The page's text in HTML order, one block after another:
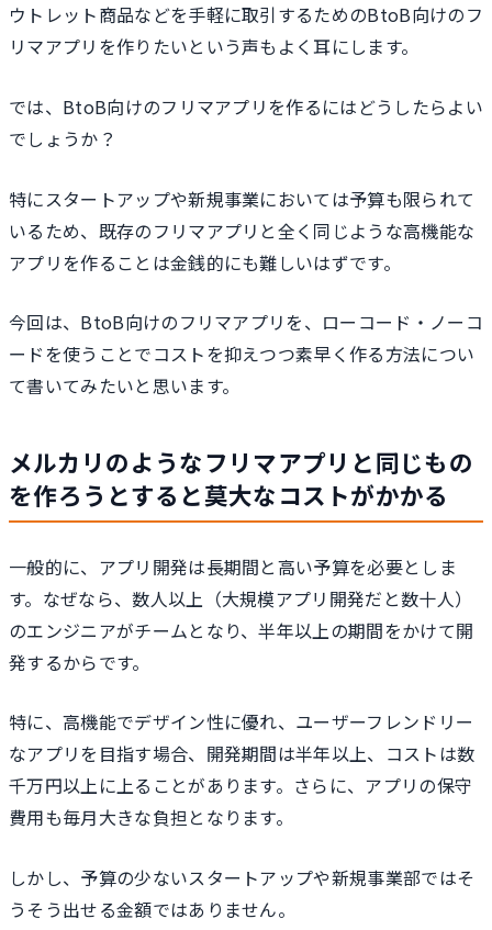
ウトレット商品などを手軽に取引するためのBtoB向けのフ
リマアプリを作りたいという声もよく耳にします。
では、BtoB向けのフリマアプリを作るにはどうしたらよい
でしょうか？
特にスタートアップや新規事業においては予算も限られて
いるため、既存のフリマアプリと全く同じような高機能な
アプリを作ることは金銭的にも難しいはずです。
今回は、BtoB向けのフリマアプリを、ローコード・ノーコ
ードを使うことでコストを抑えつつ素早く作る方法につい
て書いてみたいと思います。
メルカリのようなフリマアプリと同じもの
を作ろうとすると莫大なコストがかかる
一般的に、アプリ開発は長期間と高い予算を必要としま
す。なぜなら、数人以上（大規模アプリ開発だと数十人）
のエンジニアがチームとなり、半年以上の期間をかけて開
発するからです。
特に、高機能でデザイン性に優れ、ユーザーフレンドリー
なアプリを目指す場合、開発期間は半年以上、コストは数
千万円以上に上ることがあります。さらに、アプリの保守
費用も毎月大きな負担となります。
しかし、予算の少ないスタートアップや新規事業部ではそ
うそう出せる金額ではありません。